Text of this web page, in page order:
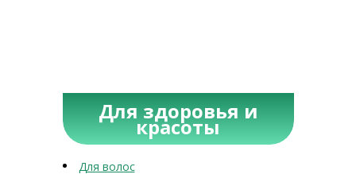
Для здоровья и
красоты
Для волос